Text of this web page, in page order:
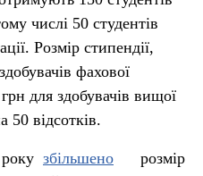
числі 50 студентів
Розмір стипендії,
фахової
для здобувачів вищої
50 відсотків.
збільшено
розмір